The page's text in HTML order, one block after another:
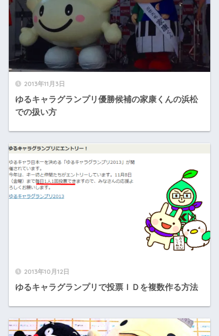
2013年11月3日
ゆるキャラグランプリ優勝候補の家康くんの浜松
での扱い方
2013年10月12日
ゆるキャラグランプリで投票ＩＤを複数作る方法